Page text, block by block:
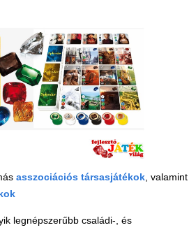
asszociációs társasjátékok , valamint
legnépszerűbb családi-, és